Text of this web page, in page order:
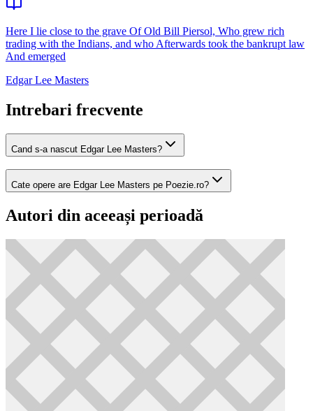
Here I lie close to the grave Of Old Bill Piersol, Who grew rich
trading with the Indians, and who Afterwards took the bankrupt law
And emerged
Edgar Lee Masters
Intrebari frecvente
Cand s-a nascut Edgar Lee Masters?
Cate opere are Edgar Lee Masters pe Poezie.ro?
Autori din aceeași perioadă